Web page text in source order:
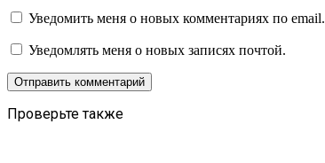
Уведомить меня о новых комментариях по email.
Уведомлять меня о новых записях почтой.
Проверьте также